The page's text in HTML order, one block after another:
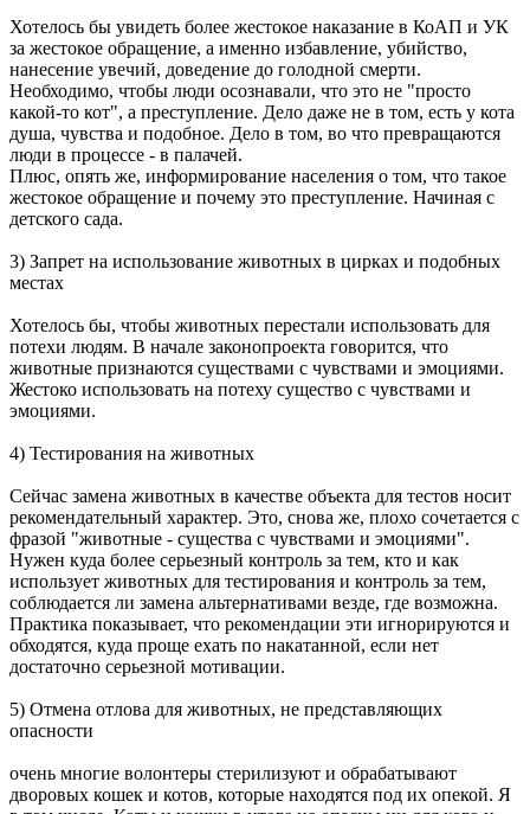
Хотелось бы увидеть более жестокое наказание в КоАП и УК
за жестокое обращение, а именно избавление, убийство,
нанесение увечий, доведение до голодной смерти.
Необходимо, чтобы люди осознавали, что это не "просто
какой-то кот", а преступление. Дело даже не в том, есть у кота
душа, чувства и подобное. Дело в том, во что превращаются
люди в процессе - в палачей.
Плюс, опять же, информирование населения о том, что такое
жестокое обращение и почему это преступление. Начиная с
детского сада.
3) Запрет на использование животных в цирках и подобных
местах
Хотелось бы, чтобы животных перестали использовать для
потехи людям. В начале законопроекта говорится, что
животные признаются существами с чувствами и эмоциями.
Жестоко использовать на потеху существо с чувствами и
эмоциями.
4) Тестирования на животных
Сейчас замена животных в качестве объекта для тестов носит
рекомендательный характер. Это, снова же, плохо сочетается с
фразой "животные - существа с чувствами и эмоциями".
Нужен куда более серьезный контроль за тем, кто и как
использует животных для тестирования и контроль за тем,
соблюдается ли замена альтернативами везде, где возможна.
Практика показывает, что рекомендации эти игнорируются и
обходятся, куда проще ехать по накатанной, если нет
достаточно серьезной мотивации.
5) Отмена отлова для животных, не представляющих
опасности
очень многие волонтеры стерилизуют и обрабатывают
дворовых кошек и котов, которые находятся под их опекой. Я